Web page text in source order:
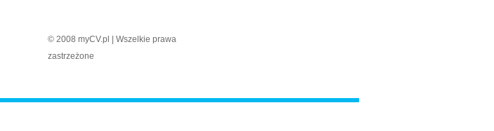
© 2008 myCV.pl | Wszelkie prawa
zastrzeżone